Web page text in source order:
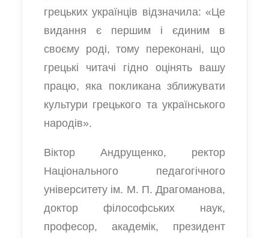
грецьких українців відзначила: «Це
видання є першим і єдиним в
своєму роді, тому переконані, що
грецькі читачі гідно оцінять вашу
працю, яка покликана зближувати
культури грецького та українського
народів».
Віктор Андрущенко, ректор
Національного педагогічного
університету ім. М. П. Драгоманова,
доктор філософських наук,
професор, академік, президент